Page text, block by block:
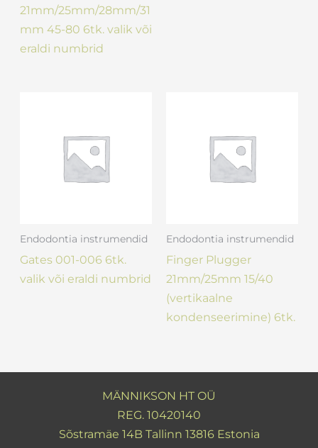
21mm/25mm/28mm/31
mm 45-80 6tk. valik või
eraldi numbrid
Endodontia instrumendid
Gates 001-006 6tk.
valik või eraldi numbrid
Endodontia instrumendid
Finger Plugger
21mm/25mm 15/40
(vertikaalne
kondenseerimine) 6tk.
MÄNNIKSON HT OÜ
REG. 10420140
Sõstramäe 14B Tallinn 13816 Estonia